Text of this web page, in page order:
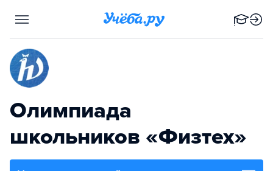
Олимпиада
школьников «Физтех»